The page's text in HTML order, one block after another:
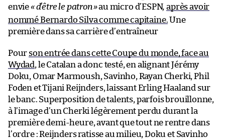
envie«d’être le patron»au micro d’ESPN, après avoir
nommé Bernardo Silva comme capitaine.Une
première dans sa carrière d’entraîneur
Pour son entrée dans cette Coupe du monde, face au
Wydad , le Catalan a donc testé, en alignant Jérémy
Doku, Omar Marmoush, Savinho, Rayan Cherki, Phil
Foden et Tijani Reijnders, laissant Erling Haaland sur
le banc. Superposition de talents, parfois brouillonne,
à l’image d’un Cherki légèrement perdu durant la
première demi-heure, avant que tout ne rentre dans
l’ordre : Reijnders ratisse au milieu, Doku et Savinho